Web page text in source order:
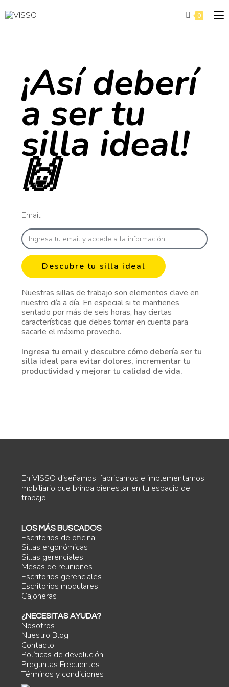
0
¡Así deberí
a ser tu
silla ideal!
🙌
Email:
Descubre tu silla ideal
Nuestras sillas de trabajo son elementos clave en
nuestro día a día. En especial si te mantienes
sentado por más de seis horas, hay ciertas
características que debes tomar en cuenta para
sacarle el máximo provecho.
Ingresa tu email y descubre cómo debería ser tu
silla ideal para evitar dolores, incrementar tu
productividad y mejorar tu calidad de vida.
En VISSO diseñamos, fabricamos e implementamos
mobiliario que brinda bienestar en tu espacio de
trabajo.
LOS MÁS BUSCADOS
Escritorios de oficina
Sillas ergonómicas
Sillas gerenciales
Mesas de reuniones
Escritorios gerenciales
Escritorios modulares
Cajoneras
¿NECESITAS AYUDA?
Nosotros
Nuestro Blog
Contacto
Políticas de devolución
Preguntas Frecuentes
Términos y condiciones